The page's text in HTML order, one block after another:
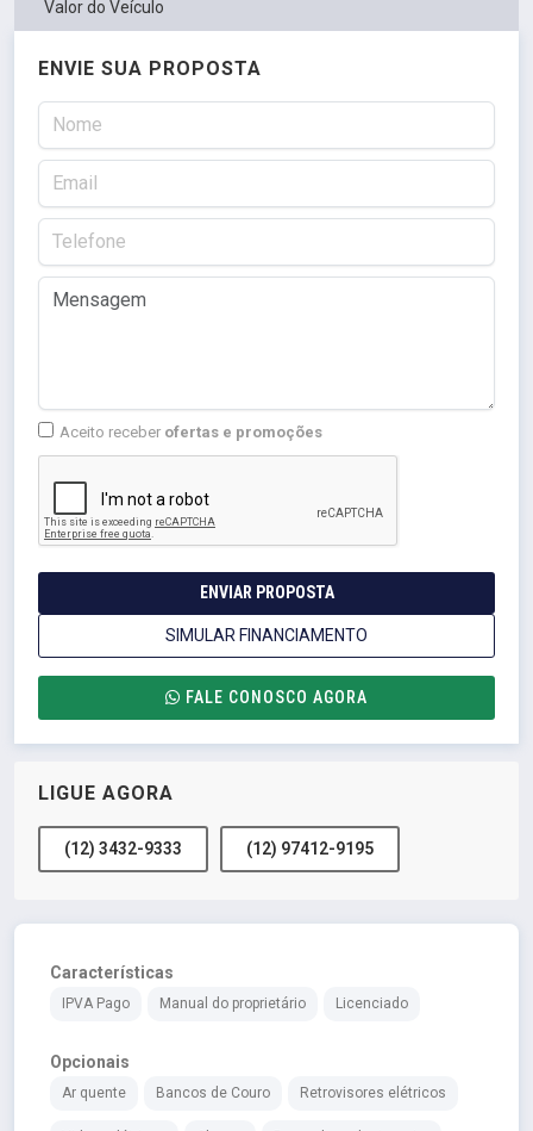
Valor do Veículo
ENVIE SUA PROPOSTA
Aceito receber ofertas e promoções
ENVIAR PROPOSTA
SIMULAR FINANCIAMENTO
FALE CONOSCO AGORA
LIGUE AGORA
(12) 3432-9333 (12) 97412-9195
Características
IPVA Pago Manual do proprietário Licenciado
Opcionais
Ar quente Bancos de Couro Retrovisores elétricos